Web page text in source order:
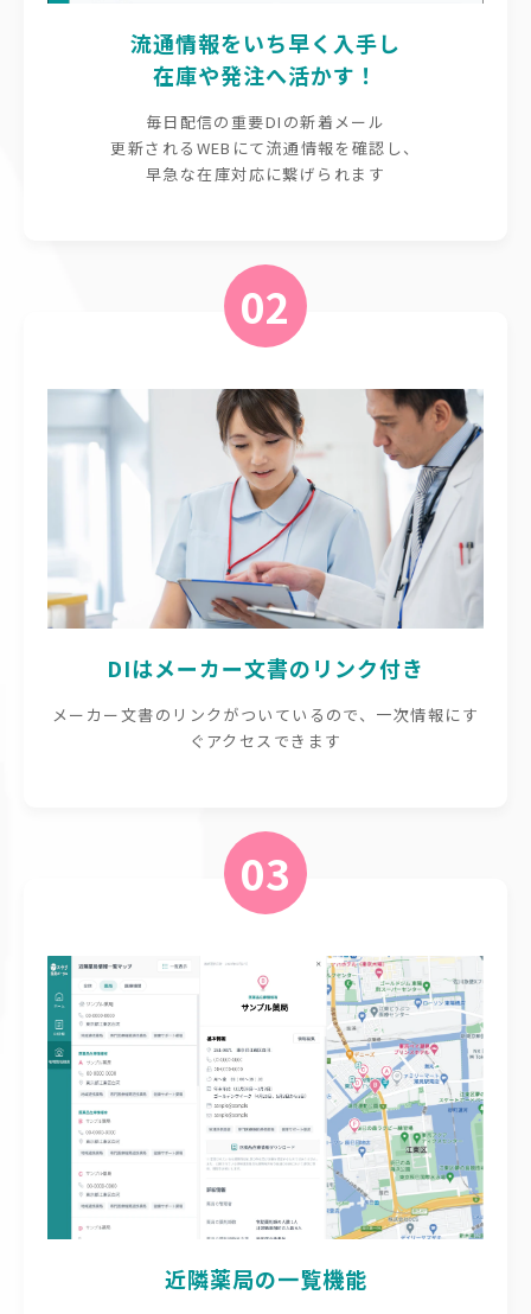
流通情報をいち早く入手し
在庫や発注へ活かす！
毎日配信の重要DIの新着メール
更新されるWEBにて流通情報を確認し、
早急な在庫対応に繋げられます
02
DIはメーカー文書のリンク付き
メーカー文書のリンクがついているので、一次情報にす
ぐアクセスできます
03
近隣薬局の一覧機能